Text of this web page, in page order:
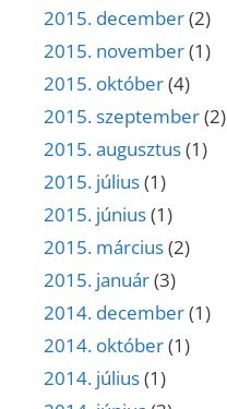
2015. december(2)
2015. november(1)
2015. október(4)
2015. szeptember(2)
2015. augusztus(1)
2015. július(1)
2015. június(1)
2015. március(2)
2015. január(3)
2014. december(1)
2014. október(1)
2014. július(1)